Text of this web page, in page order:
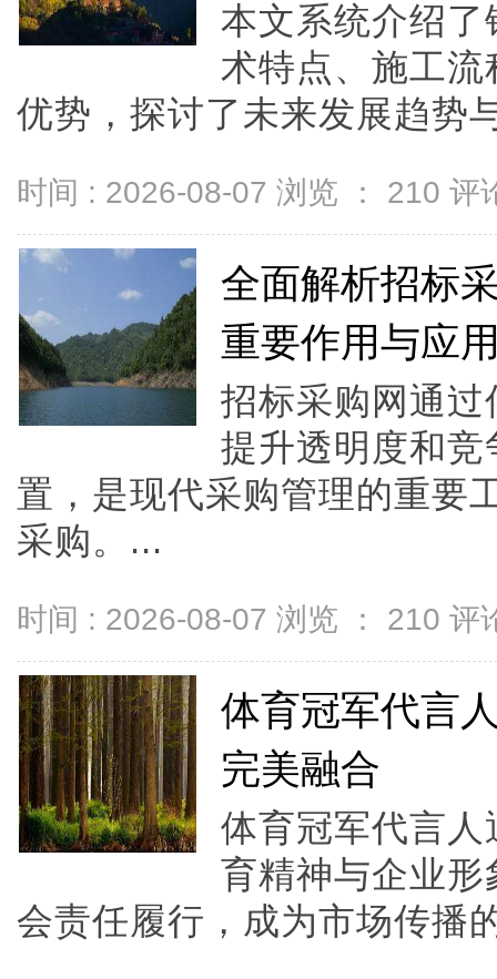
本文系统介绍
术特点、施工
优势，探讨了未来发展趋势
时间 : 2026-08-07 浏览 ： 210 评
全面解析招标
重要作用与应
招标采购网通
提升透明度和
置，是现代采购管理的重要
采购。...
时间 : 2026-08-07 浏览 ： 210 评
体育冠军代言
完美融合
体育冠军代言
育精神与企业
会责任履行，成为市场传播